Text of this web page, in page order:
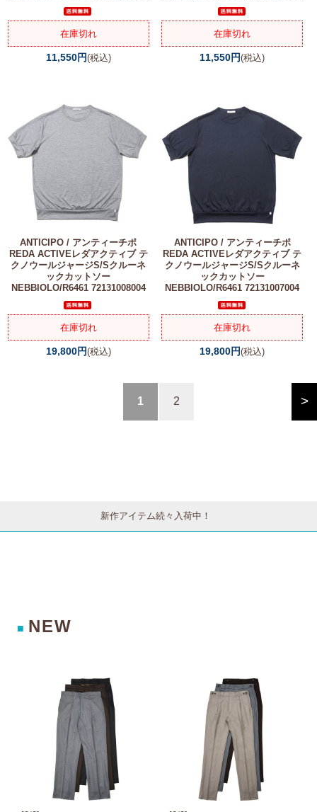
在庫切れ
11,550円(税込)
在庫切れ
11,550円(税込)
ANTICIPO / アンティーチポ
REDA ACTIVEレダアクティブ テ
クノウールジャージS/Sクルーネ
ックカットソー
NEBBIOLO/R6461 72131008004
在庫切れ
19,800円(税込)
ANTICIPO / アンティーチポ
REDA ACTIVEレダアクティブ テ
クノウールジャージS/Sクルーネ
ックカットソー
NEBBIOLO/R6461 72131007004
在庫切れ
19,800円(税込)
>
1 2
新作アイテム続々入荷中！
■ NEW